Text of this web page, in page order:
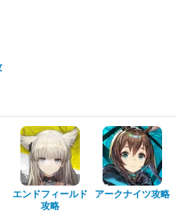
エンドフィールド
攻略
アークナイツ攻略